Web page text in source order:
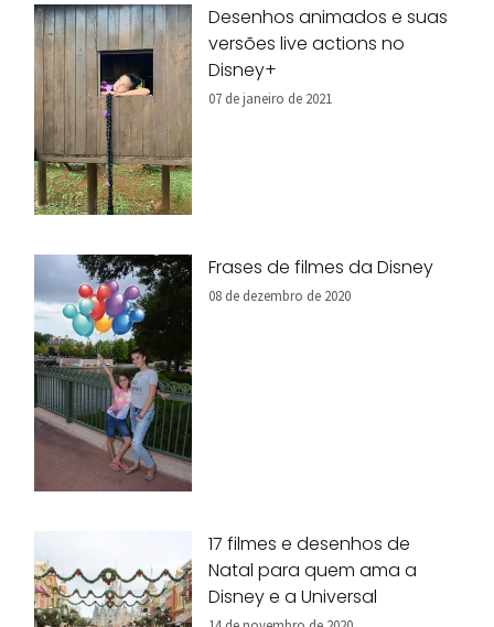
Desenhos animados e suas
versões live actions no
Disney+
07 de janeiro de 2021
Frases de filmes da Disney
08 de dezembro de 2020
17 filmes e desenhos de
Natal para quem ama a
Disney e a Universal